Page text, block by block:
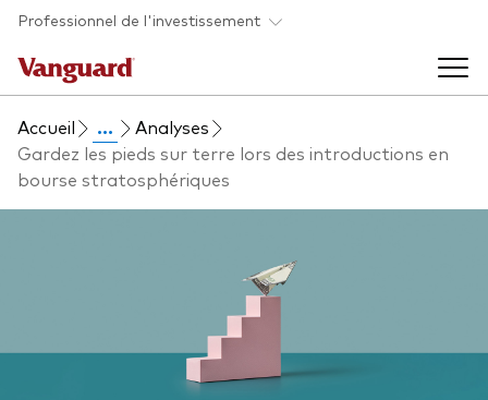
Skip to main content
Professionnel de l'investissement
Fonds et ETFs
Back to main menu
Analyses et événements
Back to main menu
Liste des analyses
Back to main menu
Accueil ...
Analyses
Gardez les pieds sur terre lors des introductions en
bourse stratosphériques